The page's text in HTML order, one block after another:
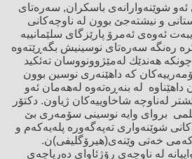
شوێنەوارانەی باسكران, سەرەتای
و نیشتەجێ‌ بوون لە ناوچەكانی
ئەوەی ئەمرۆ پارێزگای سلێمانییە
رەنگە سەرەتای نوسینیش بگەڕێتەوە
چونكە هەندێك لەمێژوونووسان تەئكید
كە داهێنەری نوسین بوون
داهێناوە لە بنەڕەتەوە لەهەمان ئەو
لەناوچە شاخاوییەكان ژیاون. دكتۆر
بروای وایە نوسینی سۆمەری بێ‌
شوێنەواری تەپەگەورە پلەیەكەم و
خەتی وێنەی(هیرۆگلیفی)ن.
لە ناوچەی رۆژئاوای دەریاچەی